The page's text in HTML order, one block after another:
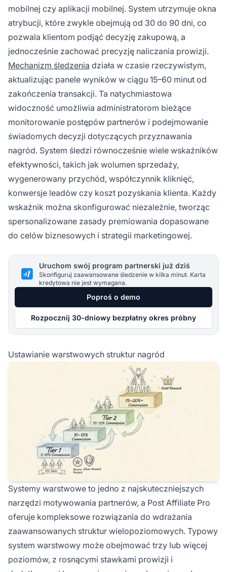
mobilnej czy aplikacji mobilnej. System utrzymuje okna
atrybucji, które zwykle obejmują od 30 do 90 dni, co
pozwala klientom podjąć decyzję zakupową, a
jednocześnie zachować precyzję naliczania prowizji.
Mechanizm śledzenia działa w czasie rzeczywistym,
aktualizując panele wyników w ciągu 15–60 minut od
zakończenia transakcji. Ta natychmiastowa
widoczność umożliwia administratorom bieżące
monitorowanie postępów partnerów i podejmowanie
świadomych decyzji dotyczących przyznawania
nagród. System śledzi równocześnie wiele wskaźników
efektywności, takich jak wolumen sprzedaży,
wygenerowany przychód, współczynnik kliknięć,
konwersje leadów czy koszt pozyskania klienta. Każdy
wskaźnik można skonfigurować niezależnie, tworząc
spersonalizowane zasady premiowania dopasowane
do celów biznesowych i strategii marketingowej.
Uruchom swój program partnerski już dziś
Skonfiguruj zaawansowane śledzenie w kilka minut. Karta
kredytowa nie jest wymagana.
Poproś o demo
Rozpocznij 30-dniowy bezpłatny okres próbny
Ustawianie warstwowych struktur nagród
Systemy warstwowe to jedno z najskuteczniejszych
narzędzi motywowania partnerów, a Post Affiliate Pro
oferuje kompleksowe rozwiązania do wdrażania
zaawansowanych struktur wielopoziomowych. Typowy
system warstwowy może obejmować trzy lub więcej
poziomów, z rosnącymi stawkami prowizji i